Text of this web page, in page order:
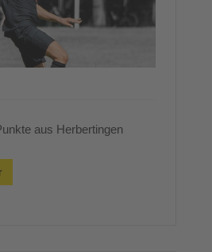
aus Herbertingen